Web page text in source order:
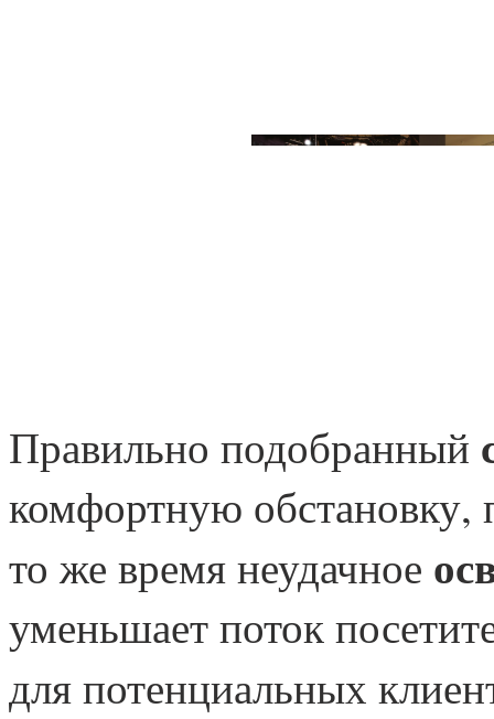
Правильно подобранный
комфортную обстановку,
то же время неудачное
уменьшает поток
для потенциальных